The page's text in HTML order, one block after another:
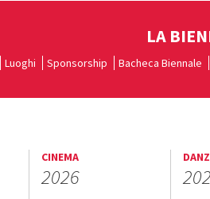
LA
Luoghi Sponsorship Bacheca Biennale
CINEMA
2026